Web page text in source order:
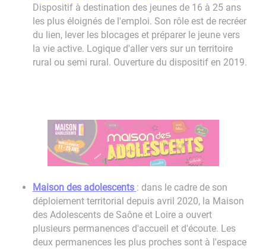
Dispositif à destination des jeunes de 16 à 25 ans
les plus éloignés de l'emploi. Son rôle est de recréer
du lien, lever les blocages et préparer le jeune vers
la vie active. Logique d'aller vers sur un territoire
rural ou semi rural. Ouverture du dispositif en 2019.
Maison des adolescents : dans le cadre de son
déploiement territorial depuis avril 2020, la Maison
des Adolescents de Saône et Loire a ouvert
plusieurs permanences d'accueil et d'écoute. Les
deux permanences les plus proches sont à l'espace